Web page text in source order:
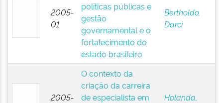
2005-
01
políticas públicas e
gestão
governamental e o
fortalecimento do
estado brasileiro
Bertholdo,
Darci
2005-
O contexto da
criação da carreira
de especialista em
Holanda,